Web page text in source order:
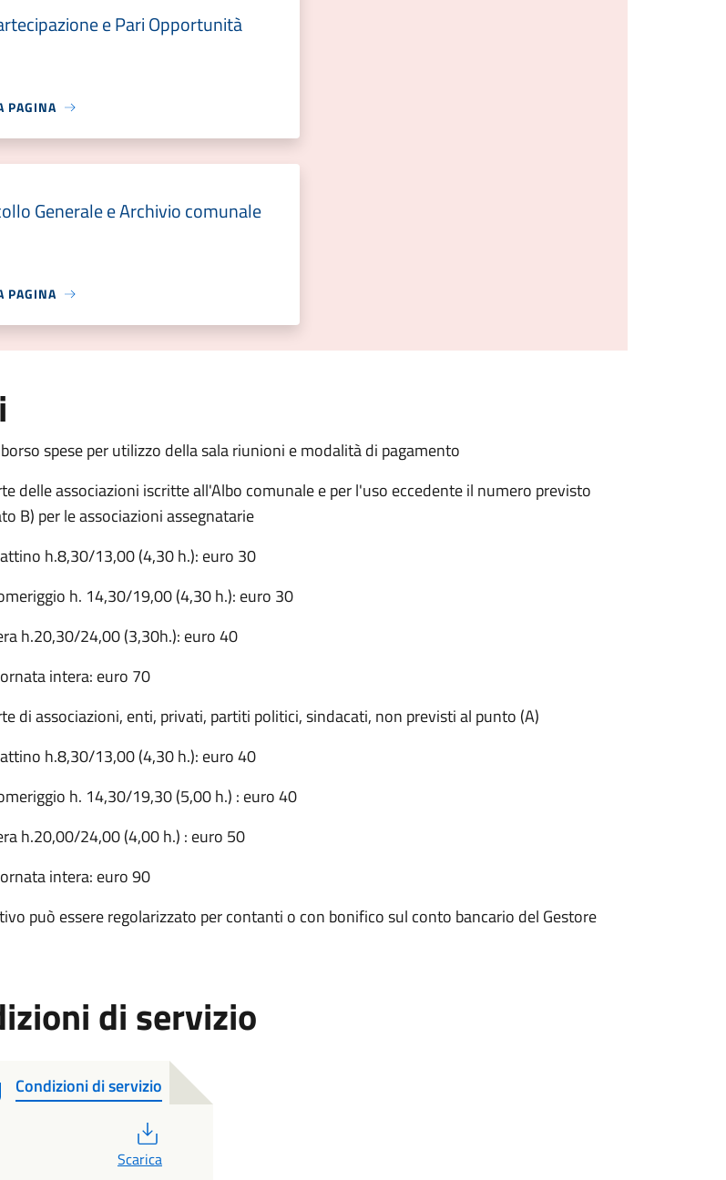
e Pari Opportunità
PAGINA
Generale e Archivio comunale
PAGINA
spese per utilizzo della sala riunioni e modalità di pagamento
delle associazioni iscritte all'Albo comunale e per l'uso eccedente il numero previsto
B) per le associazioni assegnatarie
h.8,30/13,00 (4,30 h.): euro 30
h. 14,30/19,00 (4,30 h.): euro 30
h.20,30/24,00 (3,30h.): euro 40
intera: euro 70
di associazioni, enti, privati, partiti politici, sindacati, non previsti al punto (A)
h.8,30/13,00 (4,30 h.): euro 40
h. 14,30/19,30 (5,00 h.) : euro 40
h.20,00/24,00 (4,00 h.) : euro 50
intera: euro 90
può essere regolarizzato per contanti o con bonifico sul conto bancario del Gestore
di servizio
Condizioni di servizio
Scarica